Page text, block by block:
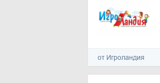
от Игроландия